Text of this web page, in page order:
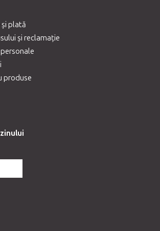
plată
și reclamație
produse